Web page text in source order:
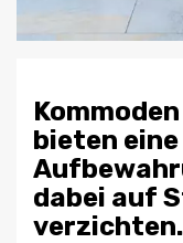
bieten
dabei auf
verzichten.